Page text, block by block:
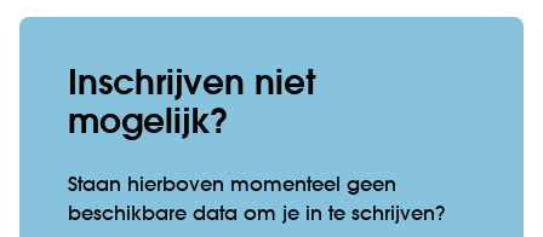
Inschrijven niet
mogelijk?
Staan hierboven momenteel geen
beschikbare data om je in te schrijven?